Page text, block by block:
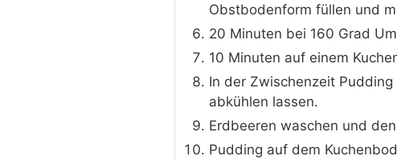
Obstbodenform füllen und
20 Minuten bei 160 Grad
10 Minuten auf einem
In der Zwischenzeit
abkühlen lassen.
Erdbeeren waschen und
Pudding auf dem